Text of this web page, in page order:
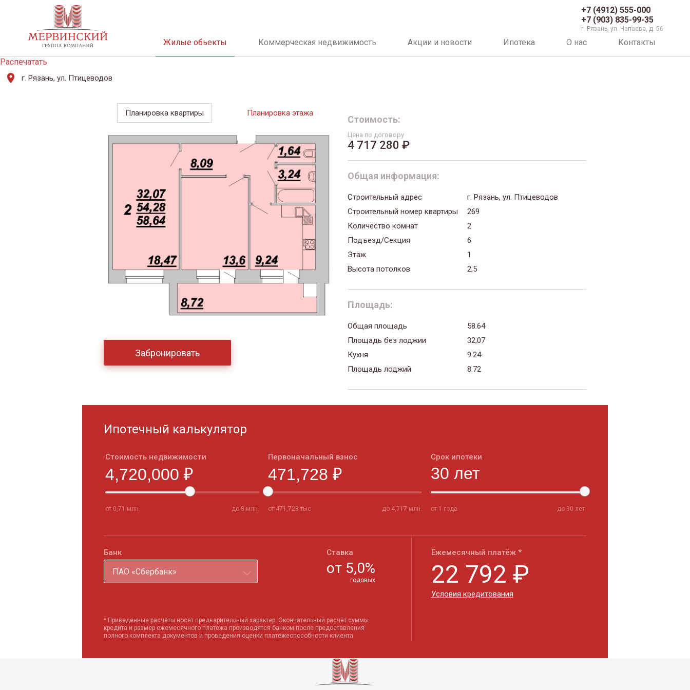
+7 (4912) 555-000
+7 (903) 835-99-35
г. Рязань, ул. Чапаева, д. 56
Жилые обьекты Коммерческая недвижимость Акции и новости Ипотека О нас
Контакты
Распечатать
г. Рязань, ул. Птицеводов
Планировка квартиры Планировка этажа
Забронировать
Стоимость:
Цена по договору
4 717 280 ₽
Общая информация:
Строительный адрес
г. Рязань, ул. Птицеводов
Строительный номер квартиры
269
Количество комнат
2
Подъезд/Секция
6
Этаж
1
Высота потолков
2,5
Площадь:
Общая площадь
58.64
Площадь без лоджии
32,07
Кухня
9.24
Площадь лоджий
8.72
Ипотечный калькулятор
Стоимость недвижимости
от 0,71 млн. до 8 млн.
Первоначальный взнос
от 471,728 тыс до 4,717 млн.
Срок ипотеки
от 1 года до 30 лет
Банк
ПАО «Сбербанк»
Ставка
от 5,0%
годовых
* Приведённые расчёты носят предварительный характер. Окончательный расчёт суммы
кредита и размер ежемесячного платежа производятся банком после предоставления
полного комплекта документов и проведения оценки платёжеспособности клиента
Ежемесячный платёж *
22 792 ₽
Условия кредитования